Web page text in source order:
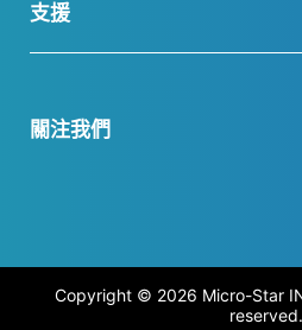
支援
關注我們
Copyright © 2026 Micro-Star
reserved.